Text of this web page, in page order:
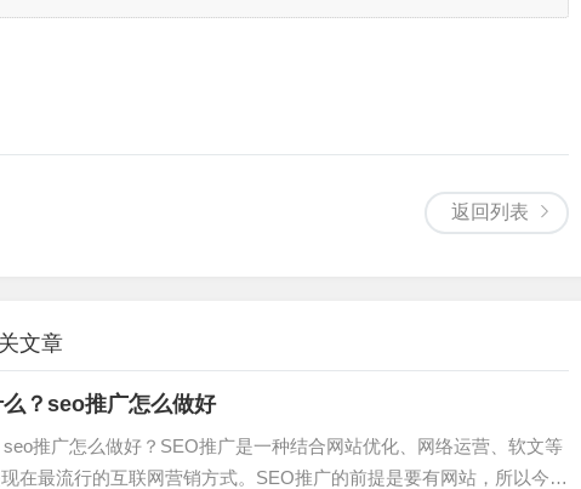
返回列表
文章
？seo推广怎么做好
推广怎么做好？SEO推广是一种结合网站优化、网络运营、软文等
在最流行的互联网营销方式。SEO推广的前提是要有网站，所以今天